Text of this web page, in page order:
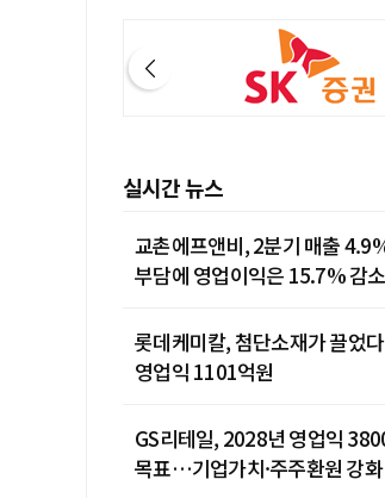
실시간 뉴스
교촌에프앤비, 2분기 매출
부담에 영업이익은 15.7% 감소
롯데케미칼, 첨단소재가 끌었
영업익 1101억원
GS리테일, 2028년 영업익
목표…기업가치·주주환원 강화